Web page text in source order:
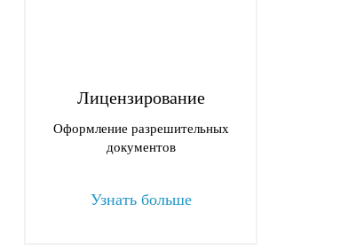
Лицензирование
Оформление разрешительных
документов
Узнать больше